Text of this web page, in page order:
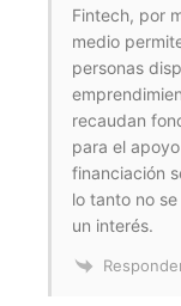
Fintech, por
medio
personas
recaudan
para el
financiación
lo tanto no
un interés.